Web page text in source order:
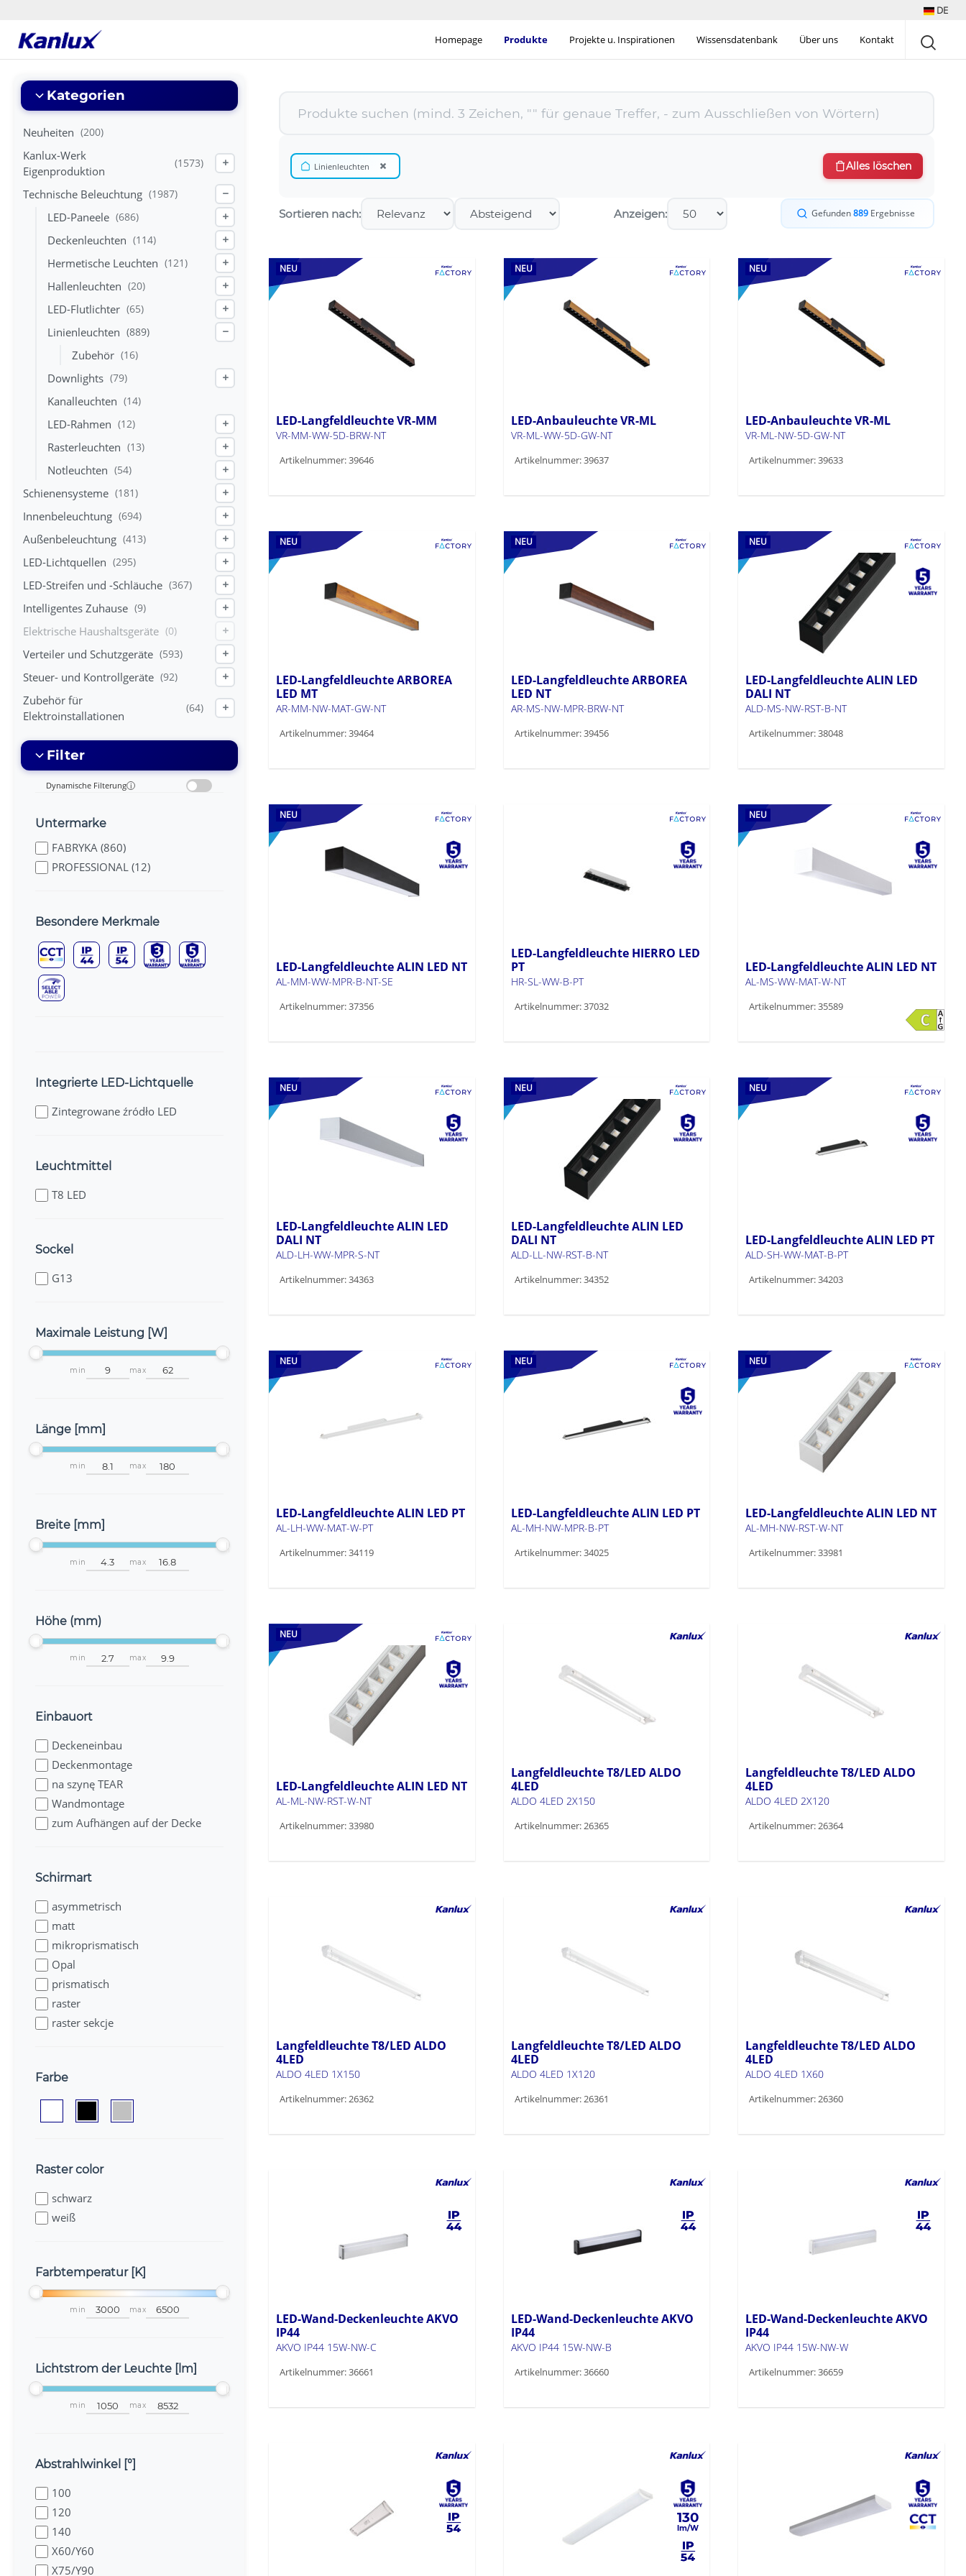
DE
Strona
Kanlux
Homepage Produkte Projekte u. Inspirationen Wissensdatenbank Über uns Kontakt
Kategorien
Neuheiten (200)
Kanlux-Werk
Eigenproduktion
(1573) +
Technische Beleuchtung (1987) −
LED-Paneele (686) +
Deckenleuchten (114) +
Hermetische Leuchten (121) +
Hallenleuchten (20) +
LED-Flutlichter (65) +
Linienleuchten (889) −
Zubehör (16)
Downlights (79) +
Kanalleuchten (14)
LED-Rahmen (12) +
Rasterleuchten (13) +
Notleuchten (54) +
Schienensysteme (181) +
Innenbeleuchtung (694) +
Außenbeleuchtung (413) +
LED-Lichtquellen (295) +
LED-Streifen und -Schläuche (367) +
Intelligentes Zuhause (9) +
Elektrische Haushaltsgeräte (0) +
Verteiler und Schutzgeräte (593) +
Steuer- und Kontrollgeräte (92) +
Zubehör für
Elektroinstallationen
(64) +
Filter
Dynamische Filterung i
Untermarke
FABRYKA (860)
PROFESSIONAL (12)
Besondere Merkmale
Integrierte LED-Lichtquelle
Zintegrowane źródło LED
Leuchtmittel
T8 LED
Sockel
G13
Maximale Leistung [W]
min max
Länge [mm]
min max
Breite [mm]
min max
Höhe (mm)
min max
Einbauort
Deckeneinbau
Deckenmontage
na szynę TEAR
Wandmontage
zum Aufhängen auf der Decke
Schirmart
asymmetrisch
matt
mikroprismatisch
Opal
prismatisch
raster
raster sekcje
Farbe
Raster color
schwarz
weiß
Farbtemperatur [K]
min max
Lichtstrom der Leuchte [lm]
min max
Abstrahlwinkel [°]
100
120
140
X60/Y60
X75/Y90
Linienleuchten × Alles löschen
Sortieren nach: Anzeigen: Gefunden889 Ergebnisse
NEU
LED-Langfeldleuchte VR-MM
VR-MM-WW-5D-BRW-NT
Artikelnummer: 39646
NEU
LED-Anbauleuchte VR-ML
VR-ML-WW-5D-GW-NT
Artikelnummer: 39637
NEU
LED-Anbauleuchte VR-ML
VR-ML-NW-5D-GW-NT
Artikelnummer: 39633
NEU
LED-Langfeldleuchte ARBOREA
LED MT
AR-MM-NW-MAT-GW-NT
Artikelnummer: 39464
NEU
LED-Langfeldleuchte ARBOREA
LED NT
AR-MS-NW-MPR-BRW-NT
Artikelnummer: 39456
NEU
LED-Langfeldleuchte ALIN LED
DALI NT
ALD-MS-NW-RST-B-NT
Artikelnummer: 38048
NEU
LED-Langfeldleuchte ALIN LED NT
AL-MM-WW-MPR-B-NT-SE
Artikelnummer: 37356
LED-Langfeldleuchte HIERRO LED
PT
HR-SL-WW-B-PT
Artikelnummer: 37032
NEU
LED-Langfeldleuchte ALIN LED NT
AL-MS-WW-MAT-W-NT
Artikelnummer: 35589
NEU
LED-Langfeldleuchte ALIN LED
DALI NT
ALD-LH-WW-MPR-S-NT
Artikelnummer: 34363
NEU
LED-Langfeldleuchte ALIN LED
DALI NT
ALD-LL-NW-RST-B-NT
Artikelnummer: 34352
NEU
LED-Langfeldleuchte ALIN LED PT
ALD-SH-WW-MAT-B-PT
Artikelnummer: 34203
NEU
LED-Langfeldleuchte ALIN LED PT
AL-LH-WW-MAT-W-PT
Artikelnummer: 34119
NEU
LED-Langfeldleuchte ALIN LED PT
AL-MH-NW-MPR-B-PT
Artikelnummer: 34025
NEU
LED-Langfeldleuchte ALIN LED NT
AL-MH-NW-RST-W-NT
Artikelnummer: 33981
NEU
LED-Langfeldleuchte ALIN LED NT
AL-ML-NW-RST-W-NT
Artikelnummer: 33980
Langfeldleuchte T8/LED ALDO
4LED
ALDO 4LED 2X150
Artikelnummer: 26365
Langfeldleuchte T8/LED ALDO
4LED
ALDO 4LED 2X120
Artikelnummer: 26364
Langfeldleuchte T8/LED ALDO
4LED
ALDO 4LED 1X150
Artikelnummer: 26362
Langfeldleuchte T8/LED ALDO
4LED
ALDO 4LED 1X120
Artikelnummer: 26361
Langfeldleuchte T8/LED ALDO
4LED
ALDO 4LED 1X60
Artikelnummer: 26360
LED-Wand-Deckenleuchte AKVO
IP44
AKVO IP44 15W-NW-C
Artikelnummer: 36661
LED-Wand-Deckenleuchte AKVO
IP44
AKVO IP44 15W-NW-B
Artikelnummer: 36660
LED-Wand-Deckenleuchte AKVO
IP44
AKVO IP44 15W-NW-W
Artikelnummer: 36659
130